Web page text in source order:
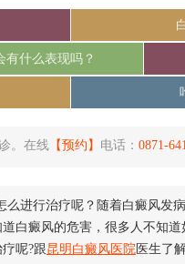
有什么表现吗？
。在线 【预约】 电话： 0871-
么进行治疗呢？随着白癜风发
白癜风的危害，很多人不知
呢?跟昆明白癜风医院 医生了